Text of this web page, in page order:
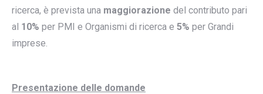
ricerca, è prevista una maggiorazione del contributo pari
al 10% per PMI e Organismi di ricerca e 5% per Grandi
imprese.
Presentazione delle domande